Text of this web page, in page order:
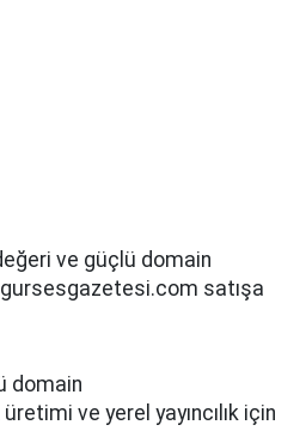
ve güçlü domain
gursesgazetesi.com satışa
domain
ve yerel yayıncılık için